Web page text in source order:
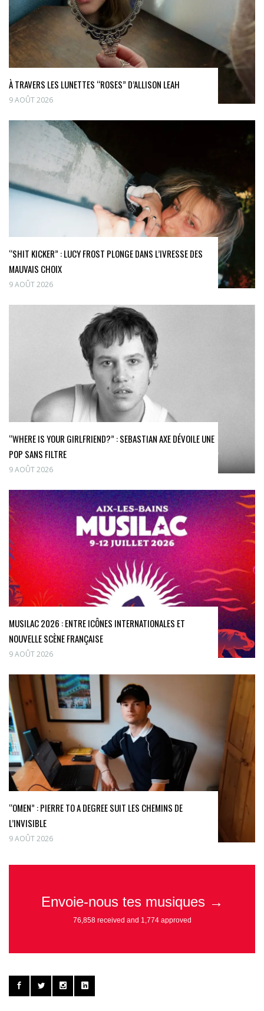
À TRAVERS LES LUNETTES “ROSES” D’ALLISON LEAH
9 AOÛT 2026
“SHIT KICKER” : LUCY FROST PLONGE DANS L’IVRESSE DES
MAUVAIS CHOIX
9 AOÛT 2026
“WHERE IS YOUR GIRLFRIEND?” : SEBASTIAN AXE DÉVOILE UNE
POP SANS FILTRE
9 AOÛT 2026
MUSILAC 2026 : ENTRE ICÔNES INTERNATIONALES ET
NOUVELLE SCÈNE FRANÇAISE
9 AOÛT 2026
“OMEN” : PIERRE TO A DEGREE SUIT LES CHEMINS DE
L’INVISIBLE
9 AOÛT 2026